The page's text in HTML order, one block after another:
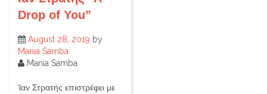
Drop of You”
August 28, 2019 by
Mania Samba
Mania Samba
Ίαν Στρατής επιστρέφει με